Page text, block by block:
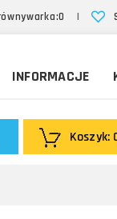
0 |
INFORMACJE
Koszyk: